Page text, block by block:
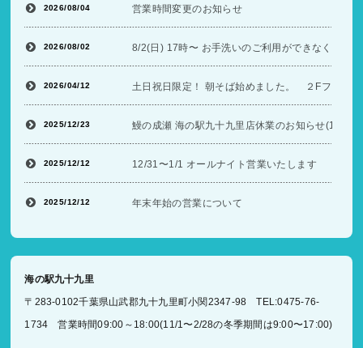
2026/08/04 営業時間変更のお知らせ
2026/08/02 8/2(日) 17時〜 お手洗いのご利用ができなくなり
2026/04/12 土日祝日限定！ 朝そば始めました。 ２Fフード
2025/12/23 鰻の成瀬 海の駅九十九里店休業のお知らせ(12/26
2025/12/12 12/31〜1/1 オールナイト営業いたします
2025/12/12 年末年始の営業について
海の駅九十九里
〒283-0102千葉県山武郡九十九里町小関2347-98 TEL:0475-76-
1734 営業時間09:00～18:00(11/1〜2/28の冬季期間は9:00〜17:00)